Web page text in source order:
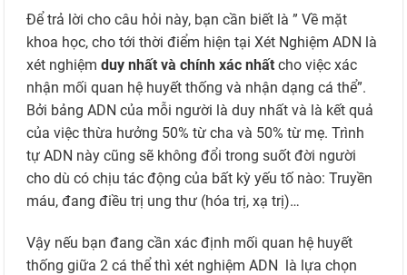
Để trả lời cho câu hỏi này, bạn cần biết là ” Về mặt
khoa học, cho tới thời điểm hiện tại Xét Nghiệm ADN là
xét nghiệm duy nhất và chính xác nhất cho việc xác
nhận mối quan hệ huyết thống và nhận dạng cá thể”.
Bởi bảng ADN của mỗi người là duy nhất và là kết quả
của việc thừa hưởng 50% từ cha và 50% từ mẹ. Trình
tự ADN này cũng sẽ không đổi trong suốt đời người
cho dù có chịu tác động của bất kỳ yếu tố nào: Truyền
máu, đang điều trị ung thư (hóa trị, xạ trị)…
Vậy nếu bạn đang cần xác định mối quan hệ huyết
thống giữa 2 cá thể thì xét nghiệm ADN là lựa chọn